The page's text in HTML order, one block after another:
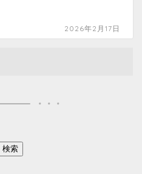
2026年2月17日
検索